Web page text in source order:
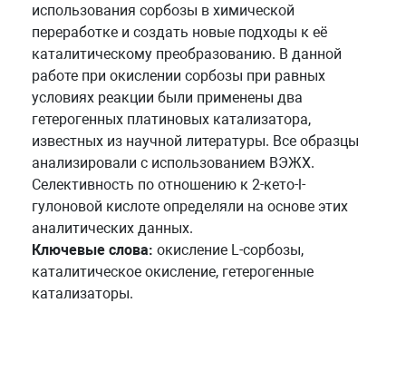
использования сорбозы в химической
переработке и создать новые подходы к её
каталитическому преобразованию. В данной
работе при окислении сорбозы при равных
условиях реакции были применены два
гетерогенных платиновых катализатора,
известных из научной литературы. Все образцы
анализировали с использованием ВЭЖХ.
Селективность по отношению к 2-кето-l-
гулоновой кислоте определяли на основе этих
аналитических данных.
Ключевые слова: окисление L-сорбозы,
каталитическое окисление, гетерогенные
катализаторы.